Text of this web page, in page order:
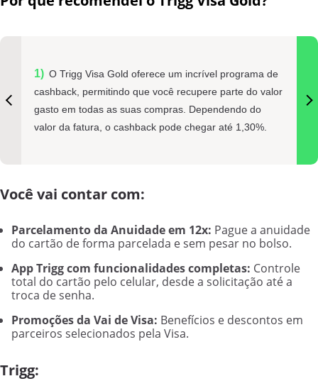
O Trigg Visa Gold oferece um incrível programa de
cashback, permitindo que você recupere parte do valor
gasto em todas as suas compras. Dependendo do
valor da fatura, o cashback pode chegar até 1,30%.
Você vai contar com:
Parcelamento da Anuidade em 12x: Pague a anuidade
do cartão de forma parcelada e sem pesar no bolso.
App Trigg com funcionalidades completas: Controle
total do cartão pelo celular, desde a solicitação até a
troca de senha.
Promoções da Vai de Visa: Benefícios e descontos em
parceiros selecionados pela Visa.
Trigg: